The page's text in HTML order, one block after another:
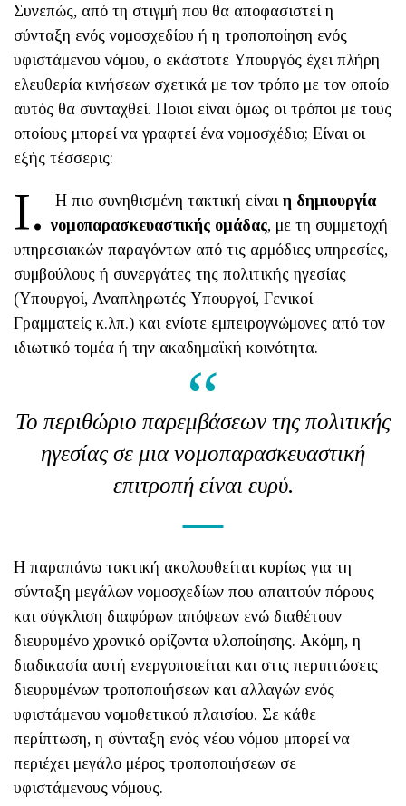
Συνεπώς, από τη στιγμή που θα αποφασιστεί η
σύνταξη ενός νομοσχεδίου ή η τροποποίηση ενός
υφιστάμενου νόμου, ο εκάστοτε Υπουργός έχει πλήρη
ελευθερία κινήσεων σχετικά με τον τρόπο με τον οποίο
αυτός θα συνταχθεί. Ποιοι είναι όμως οι τρόποι με τους
οποίους μπορεί να γραφτεί ένα νομοσχέδιο; Είναι οι
εξής τέσσερις:
Ι. Η πιο συνηθισμένη τακτική είναι η δημιουργία
νομοπαρασκευαστικής ομάδας, με τη συμμετοχή
υπηρεσιακών παραγόντων από τις αρμόδιες υπηρεσίες,
συμβούλους ή συνεργάτες της πολιτικής ηγεσίας
(Υπουργοί, Αναπληρωτές Υπουργοί, Γενικοί
Γραμματείς κ.λπ.) και ενίοτε εμπειρογνώμονες από τον
ιδιωτικό τομέα ή την ακαδημαϊκή κοινότητα.
Το περιθώριο παρεμβάσεων της πολιτικής
ηγεσίας σε μια νομοπαρασκευαστική
επιτροπή είναι ευρύ.
Η παραπάνω τακτική ακολουθείται κυρίως για τη
σύνταξη μεγάλων νομοσχεδίων που απαιτούν πόρους
και σύγκλιση διαφόρων απόψεων ενώ διαθέτουν
διευρυμένο χρονικό ορίζοντα υλοποίησης. Ακόμη, η
διαδικασία αυτή ενεργοποιείται και στις περιπτώσεις
διευρυμένων τροποποιήσεων και αλλαγών ενός
υφιστάμενου νομοθετικού πλαισίου. Σε κάθε
περίπτωση, η σύνταξη ενός νέου νόμου μπορεί να
περιέχει μεγάλο μέρος τροποποιήσεων σε
υφιστάμενους νόμους.